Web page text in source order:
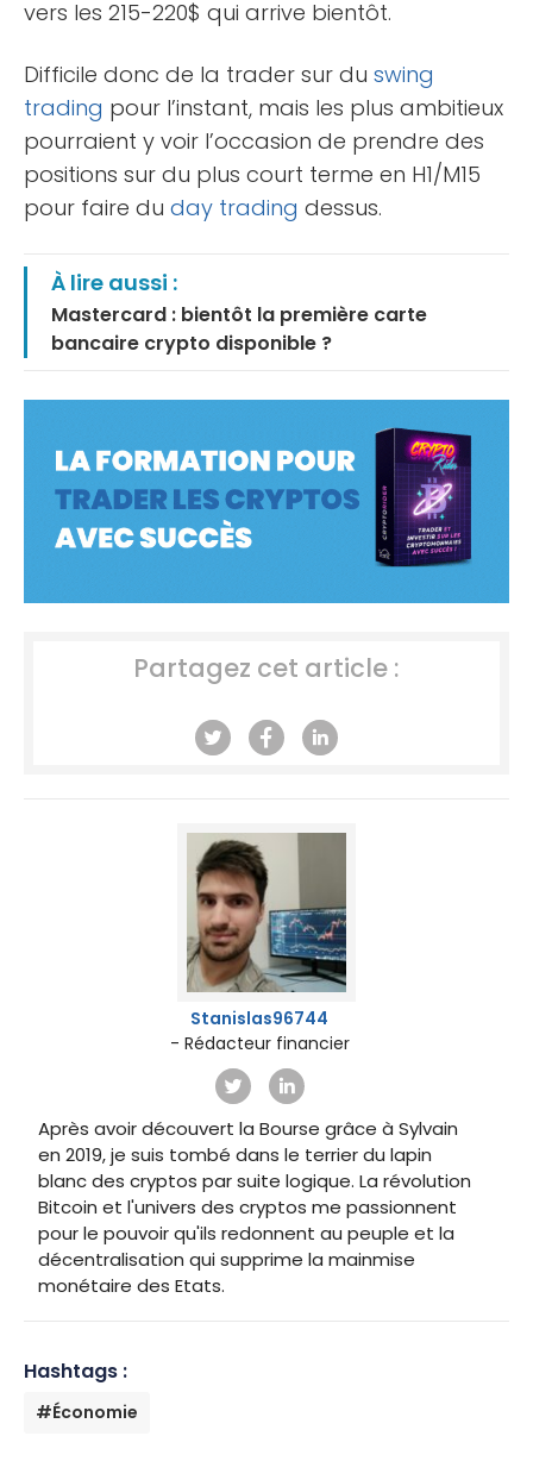
vers les 215-220$ qui arrive bientôt.
Difficile donc de la trader sur du swing
trading pour l’instant, mais les plus ambitieux
pourraient y voir l’occasion de prendre des
positions sur du plus court terme en H1/M15
pour faire du day trading dessus.
À lire aussi :
Mastercard : bientôt la première carte
bancaire crypto disponible ?
Partagez cet article :
Stanislas96744
- Rédacteur financier
Après avoir découvert la Bourse grâce à Sylvain
en 2019, je suis tombé dans le terrier du lapin
blanc des cryptos par suite logique. La révolution
Bitcoin et l'univers des cryptos me passionnent
pour le pouvoir qu'ils redonnent au peuple et la
décentralisation qui supprime la mainmise
monétaire des Etats.
Hashtags :
#Économie